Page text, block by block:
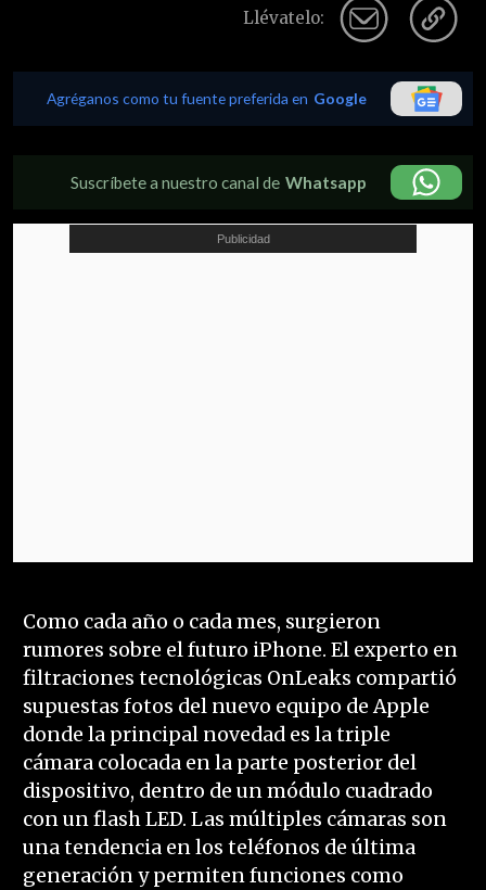
Llévatelo:
Agréganos como tu fuente preferida en Google
Suscríbete a nuestro canal de Whatsapp
Como cada año o cada mes, surgieron
rumores sobre el futuro iPhone. El experto en
filtraciones tecnológicas OnLeaks compartió
supuestas fotos del nuevo equipo de Apple
donde la principal novedad es la triple
cámara colocada en la parte posterior del
dispositivo, dentro de un módulo cuadrado
con un flash LED. Las múltiples cámaras son
una tendencia en los teléfonos de última
generación y permiten funciones como